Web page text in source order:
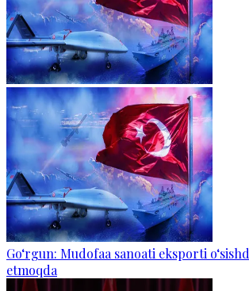
Go‘rgun: Mudofaa sanoati eksporti
etmoqda